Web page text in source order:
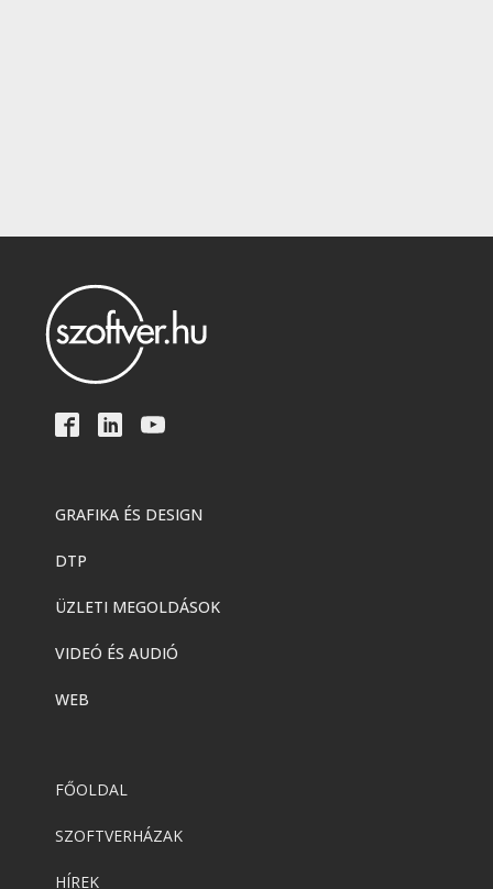
GRAFIKA ÉS DESIGN
DTP
ÜZLETI MEGOLDÁSOK
VIDEÓ ÉS AUDIÓ
WEB
FŐOLDAL
SZOFTVERHÁZAK
HÍREK